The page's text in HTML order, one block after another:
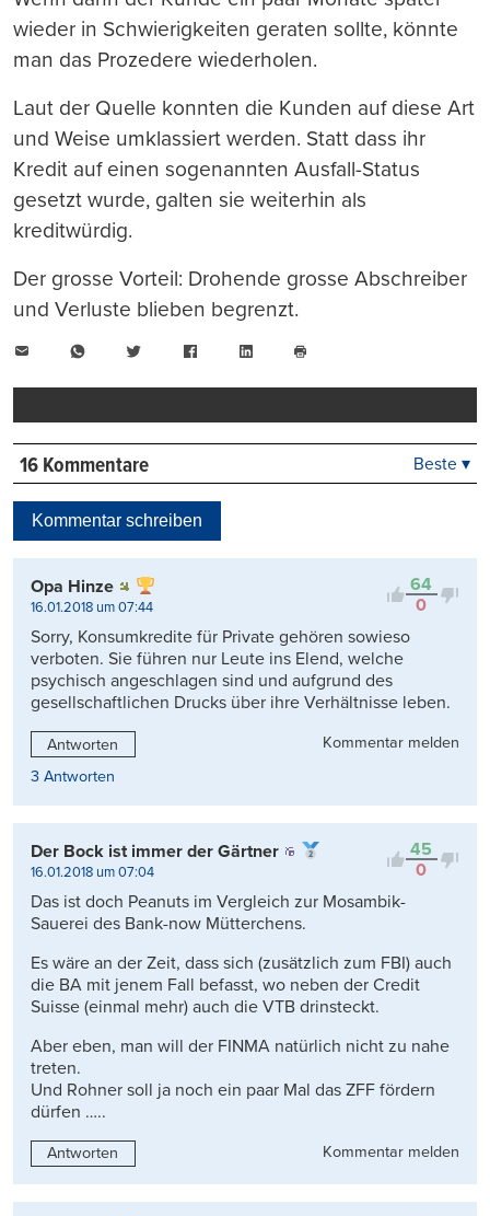
wieder in Schwierigkeiten geraten sollte, könnte
man das Prozedere wiederholen.
Laut der Quelle konnten die Kunden auf diese Art
und Weise umklassiert werden. Statt dass ihr
Kredit auf einen sogenannten Ausfall-Status
gesetzt wurde, galten sie weiterhin als
kreditwürdig.
Der grosse Vorteil: Drohende grosse Abschreiber
und Verluste blieben begrenzt.
WhatsAppTwitter FacebookLinkedIn
drucken
16 Kommentare
Kontrovers
Beste ▾
Kommentar schreiben
64
0
Opa Hinze
16.01.2018 um 07:44
Sorry, Konsumkredite für Private gehören sowieso
verboten. Sie führen nur Leute ins Elend, welche
psychisch angeschlagen sind und aufgrund des
gesellschaftlichen Drucks über ihre Verhältnisse leben.
Antworten
Kommentar melden
3 Antworten
45
0
Der Bock ist immer der Gärtner
16.01.2018 um 07:04
Das ist doch Peanuts im Vergleich zur Mosambik-
Sauerei des Bank-now Mütterchens.
Es wäre an der Zeit, dass sich (zusätzlich zum FBI) auch
die BA mit jenem Fall befasst, wo neben der Credit
Suisse (einmal mehr) auch die VTB drinsteckt.
Aber eben, man will der FINMA natürlich nicht zu nahe
treten.
Und Rohner soll ja noch ein paar Mal das ZFF fördern
dürfen …..
Antworten Kommentar melden